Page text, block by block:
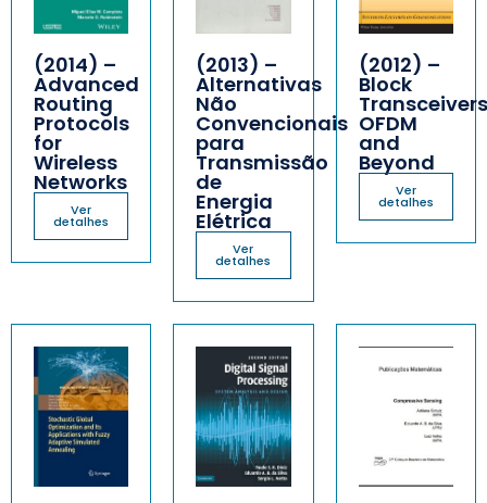
(2014) –
Advanced
Routing
Protocols
for
Wireless
Networks
Ver
detalhes
(2013) –
Alternativas
Não
Convencionais
para
Transmissão
de
Energia
Elétrica
Ver
detalhes
(2012) –
Block
OFDM
and
Beyond
Ver
detalhes